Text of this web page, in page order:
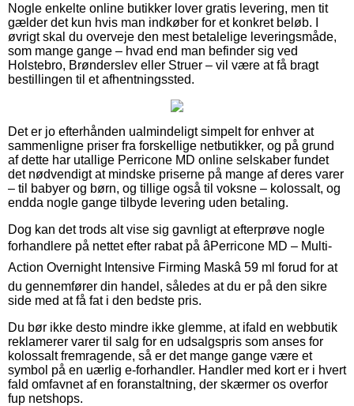
Nogle enkelte online butikker lover gratis levering, men tit
gælder det kun hvis man indkøber for et konkret beløb. I
øvrigt skal du overveje den mest betalelige leveringsmåde,
som mange gange – hvad end man befinder sig ved
Holstebro, Brønderslev eller Struer – vil være at få bragt
bestillingen til et afhentningssted.
Det er jo efterhånden ualmindeligt simpelt for enhver at
sammenligne priser fra forskellige netbutikker, og på grund
af dette har utallige Perricone MD online selskaber fundet
det nødvendigt at mindske priserne på mange af deres varer
– til babyer og børn, og tillige også til voksne – kolossalt, og
endda nogle gange tilbyde levering uden betaling.
Dog kan det trods alt vise sig gavnligt at efterprøve nogle
forhandlere på nettet efter rabat på âPerricone MD – Multi-
Action Overnight Intensive Firming Maskâ 59 ml forud for at
du gennemfører din handel, således at du er på den sikre
side med at få fat i den bedste pris.
Du bør ikke desto mindre ikke glemme, at ifald en webbutik
reklamerer varer til salg for en udsalgspris som anses for
kolossalt fremragende, så er det mange gange være et
symbol på en uærlig e-forhandler. Handler med kort er i hvert
fald omfavnet af en foranstaltning, der skærmer os overfor
fup netshops.